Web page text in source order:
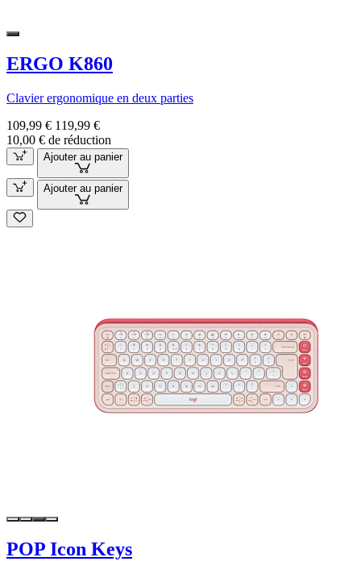
ERGO K860
Clavier ergonomique en deux parties
109,99 € 119,99 €
10,00 € de réduction
Ajouter au panier
Ajouter au panier
POP Icon Keys